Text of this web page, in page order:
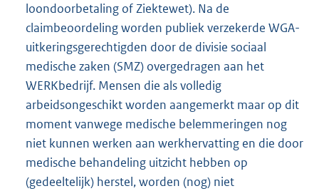
loondoorbetaling of Ziektewet). Na de
claimbeoordeling worden publiek verzekerde WGA-
uitkeringsgerechtigden door de divisie sociaal
medische zaken (SMZ) overgedragen aan het
WERKbedrijf. Mensen die als volledig
arbeidsongeschikt worden aangemerkt maar op dit
moment vanwege medische belemmeringen nog
niet kunnen werken aan werkhervatting en die door
medische behandeling uitzicht hebben op
(gedeeltelijk) herstel, worden (nog) niet